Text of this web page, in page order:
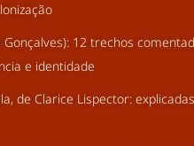
12 trechos
e identidade
de Clarice Lispector: